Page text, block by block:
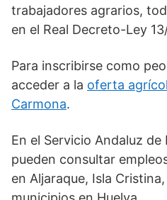
trabajadores agrarios,
en el Real Decreto-Ley
Para inscribirse como
acceder a la oferta
Carmona.
En el Servicio Andaluz de
pueden consultar
en Aljaraque, Isla